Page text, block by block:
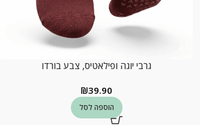
גרבי יוגה ופילאטיס, צבע בורדו
₪39.90
הוספה לסל